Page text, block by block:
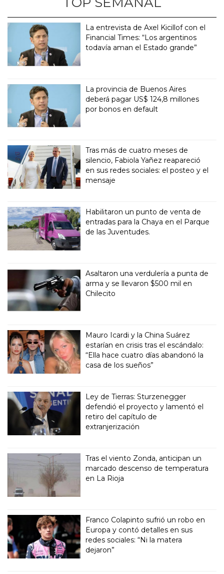
La entrevista de Axel Kicillof con el
Financial Times: “Los argentinos
todavía aman el Estado grande”
La provincia de Buenos Aires
deberá pagar US$ 124,8 millones
por bonos en default
Tras más de cuatro meses de
silencio, Fabiola Yañez reapareció
en sus redes sociales: el posteo y el
mensaje
Habilitaron un punto de venta de
entradas para la Chaya en el Parque
de las Juventudes.
Asaltaron una verdulería a punta de
arma y se llevaron $500 mil en
Chilecito
Mauro Icardi y la China Suárez
estarían en crisis tras el escándalo:
“Ella hace cuatro días abandonó la
casa de los sueños”
Ley de Tierras: Sturzenegger
defendió el proyecto y lamentó el
retiro del capítulo de
extranjerización
Tras el viento Zonda, anticipan un
marcado descenso de temperatura
en La Rioja
Franco Colapinto sufrió un robo en
Europa y contó detalles en sus
redes sociales: “Ni la matera
dejaron”